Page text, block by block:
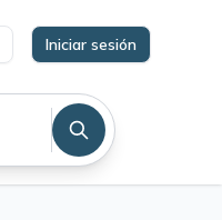
Iniciar sesión